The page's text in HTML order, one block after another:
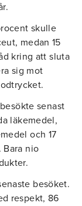
skulle
medan 15
kring att sluta
sig mot
senast
läkemedel,
och 17
Bara nio
besöket.
respekt, 86